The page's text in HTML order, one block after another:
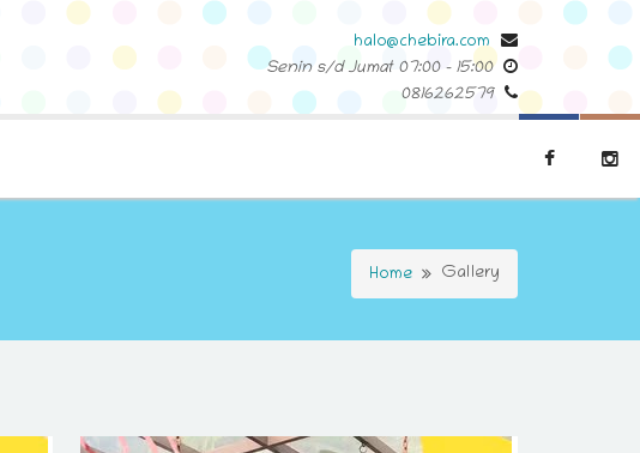
halo@chebira.com
Senin s/d Jumat 07:00- 15:00
0816262579
Home Gallery